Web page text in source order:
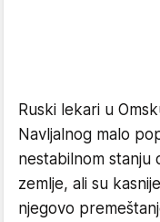
Ruski lekari u
Navljalnog malo
nestabilnom
zemlje, ali su
njegovo